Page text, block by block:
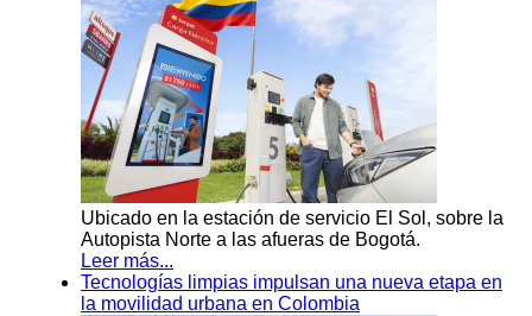
Ubicado en la estación de servicio El Sol, sobre la
Autopista Norte a las afueras de Bogotá.
Leer más...
Tecnologías limpias impulsan una nueva etapa en
la movilidad urbana en Colombia